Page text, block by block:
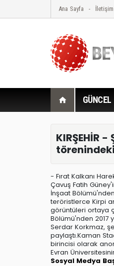
Ana Sayfa İletişim
GÜNCEL
KIRŞEHİR
- Fırat Kalkanı
Çavuş Fatih
İnşaat
teröristlerce Kirpi
görüntüleri ortaya
Bölümü'nden 2017
Serdar Korkmaz,
paylaştı.Kaman
birincisi olarak
Evran
Sosyal Medya